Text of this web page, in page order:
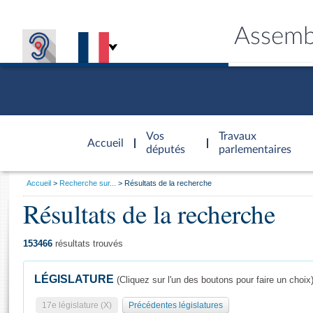
Accueil
d'accueil
Vos
députés
Travaux
parlementaires
Général
Vous
Accueil Recherche sur... Résultats de la recherche
Résultats de la recherche
153466 résultats trouvés
LÉGISLATURE (Cliquez sur l'un des boutons pour faire un choix)
17e législature (X) Précédentes législatures